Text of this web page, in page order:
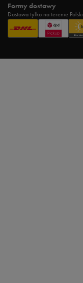
Formy dostawy
Dostawa tylko na terenie Polski